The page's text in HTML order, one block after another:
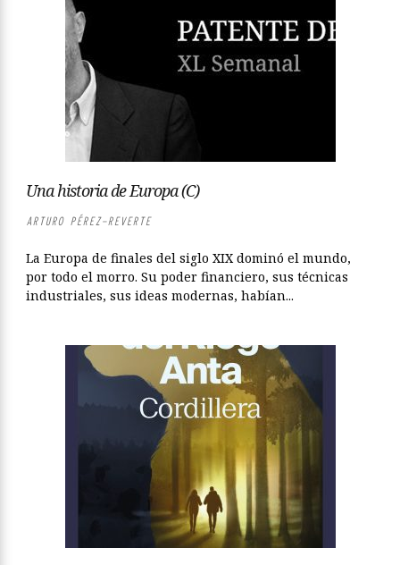
Una historia de Europa (C)
ARTURO PÉREZ-REVERTE
La Europa de finales del siglo XIX dominó el mundo,
por todo el morro. Su poder financiero, sus técnicas
industriales, sus ideas modernas, habían...